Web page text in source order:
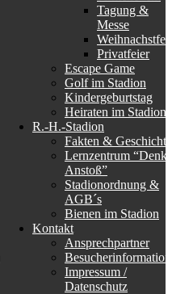
Tagung &
Messe
Privatfeier
Escape Game
Golf im Stadion
Kindergeburtstag
Heiraten im Stadion
R.-H.-Stadion
Fakten & Geschichte
Lernzentrum “Denk-
Anstoß”
Stadionordnung &
AGB´s
Bienen im Stadion
Kontakt
Ansprechpartner
Impressum /
Datenschutz